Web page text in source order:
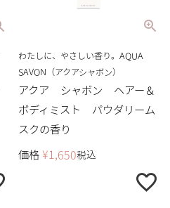
わたしに、やさしい香り。AQUA
SAVON（アクアシャボン）
アクア シャボン ヘアー＆
ボディミスト パウダリーム
スクの香り
価格 ¥1,650税込